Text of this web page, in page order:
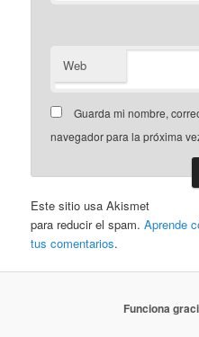
Web
Guarda mi nombre,
navegador para la próxima
Este sitio usa Akismet
para reducir el spam.Aprende
tus comentarios.
Funciona